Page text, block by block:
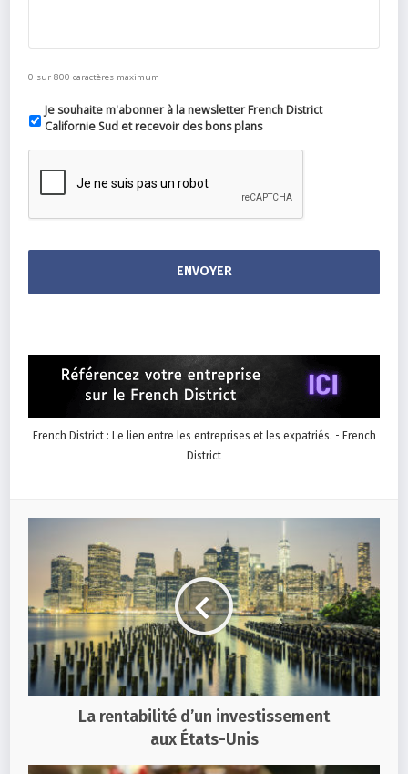
0 sur 800 caractères maximum
Je souhaite m'abonner à la newsletter French District
Californie Sud et recevoir des bons plans
French District : Le lien entre les entreprises et les expatriés. - French
District
La rentabilité d’un investissement
aux États-Unis